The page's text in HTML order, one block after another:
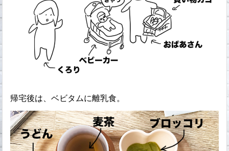
帰宅後は、ベビタムに離乳食。